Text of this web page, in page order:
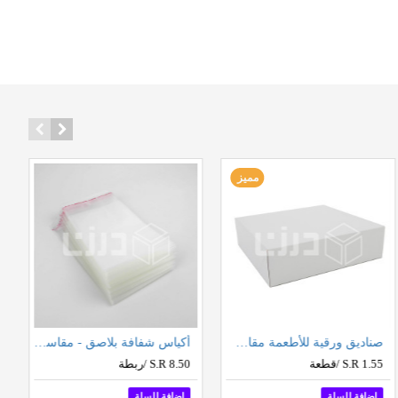
مميز
صناديق ورقية للأطعمة مقاس 30 سم
S.R 1.55 /قطعة
اضافة للسلة
أكياس شفافة بلاصق - مقاسات متعددة
S.R 8.50 /ربطة
اضافة للسلة